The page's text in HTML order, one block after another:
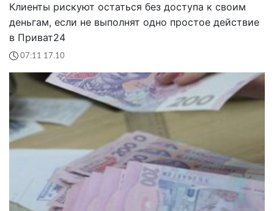
Клиенты рискуют остаться без доступа к своим
деньгам, если не выполнят одно простое действие
в Приват24
07:11 17.10